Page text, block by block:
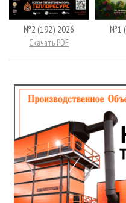
№2 (192) 2026
Скачать PDF
№1